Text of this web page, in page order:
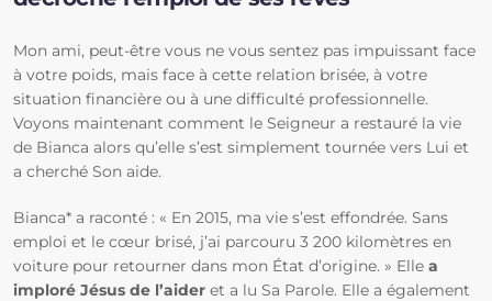
Mon ami, peut-être vous ne vous sentez pas impuissant face
à votre poids, mais face à cette relation brisée, à votre
situation financière ou à une difficulté professionnelle.
Voyons maintenant comment le Seigneur a restauré la vie
de Bianca alors qu’elle s’est simplement tournée vers Lui et
a cherché Son aide.
Bianca* a raconté : « En 2015, ma vie s’est effondrée. Sans
emploi et le cœur brisé, j’ai parcouru 3 200 kilomètres en
voiture pour retourner dans mon État d’origine. » Elle a
imploré Jésus de l’aider et a lu Sa Parole. Elle a également